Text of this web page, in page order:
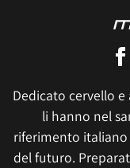
Dedicato cervello
li hanno nel
riferimento
del futuro.